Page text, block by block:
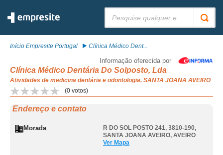
Início Empresite Portugal Clínica Médico Dent...
Informação oferecida por
Clínica Médico Dentária Do Solposto, Lda
Atividades de medicina dentária e odontologia, SANTA JOANA AVEIRO
(0 votos)
Endereço e contato
Morada R DO SOL POSTO 241, 3810-190,
SANTA JOANA AVEIRO, AVEIRO
Ver Mapa